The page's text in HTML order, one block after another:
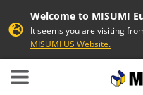
Welcome to MISUMI
It seems you are visiting
MISUMI US Website.